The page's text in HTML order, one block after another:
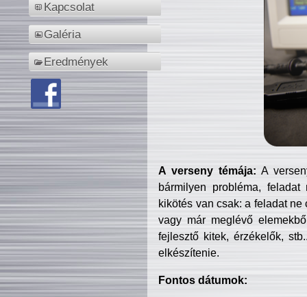
Kapcsolat
Galéria
Eredmények
A verseny témája: A
bármilyen probléma, feladat
kikötés van csak: a feladat
vagy már meglévő
fejlesztő kitek, érzékelők,
elkészítenie.
Fontos dátumok: